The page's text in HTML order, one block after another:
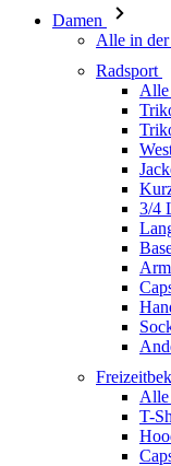
Damen
Alle in
Radsport
Alle
3/4
Alle
T-